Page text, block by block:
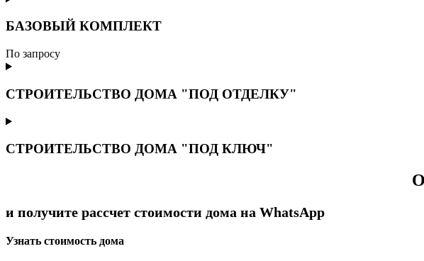
БАЗОВЫЙ КОМПЛЕКТ
По запросу
СТРОИТЕЛЬСТВО ДОМА "ПОД ОТДЕЛКУ"
СТРОИТЕЛЬСТВО ДОМА "ПОД КЛЮЧ"
и получите рассчет стоимости дома на WhatsApp
Узнать стоимость дома